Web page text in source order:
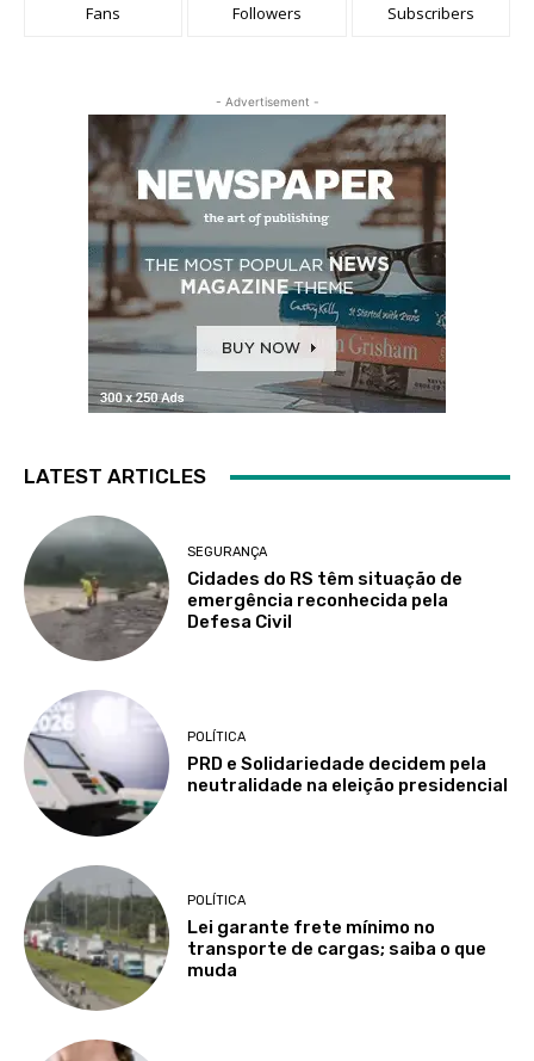
Fans Followers Subscribers
- Advertisement -
LATEST ARTICLES
SEGURANÇA
Cidades do RS têm situação de
emergência reconhecida pela
Defesa Civil
POLÍTICA
PRD e Solidariedade decidem pela
neutralidade na eleição presidencial
POLÍTICA
Lei garante frete mínimo no
transporte de cargas; saiba o que
muda